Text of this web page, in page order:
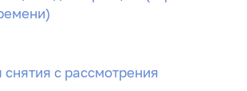
с рассмотрения